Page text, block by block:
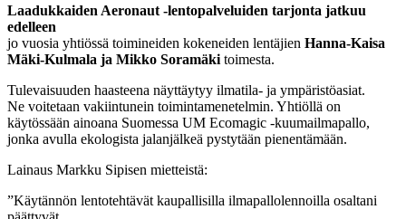
Laadukkaiden Aeronaut -lentopalveluiden tarjonta jatkuu
edelleen
jo vuosia yhtiössä toimineiden kokeneiden lentäjien Hanna-Kaisa
Mäki-Kulmala ja Mikko Soramäki toimesta.
Tulevaisuuden haasteena näyttäytyy ilmatila- ja ympäristöasiat.
Ne voitetaan vakiintunein toimintamenetelmin. Yhtiöllä on
käytössään ainoana Suomessa UM Ecomagic -kuumailmapallo,
jonka avulla ekologista jalanjälkeä pystytään pienentämään.
Lainaus Markku Sipisen mietteistä:
”Käytännön lentotehtävät kaupallisilla ilmapallolennoilla osaltani